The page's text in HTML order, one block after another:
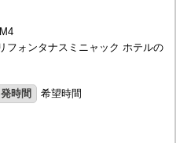
フォンタナスミニャック ホテルの
時間 希望時間